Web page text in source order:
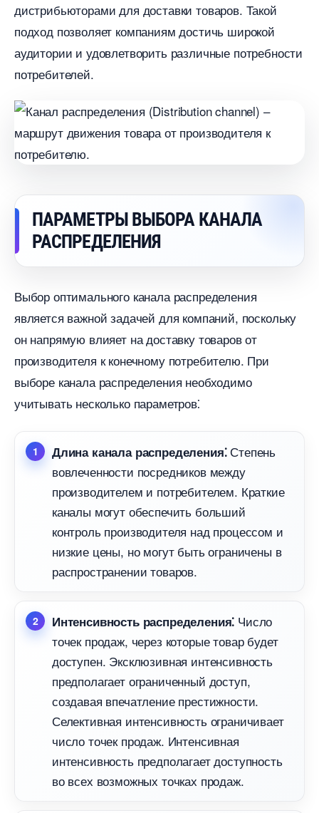
дистрибьюторами для доставки товаров. Такой
подход позволяет компаниям достичь широкой
аудитории и удовлетворить различные потребности
потребителей.​
ПАРАМЕТРЫ ВЫБОРА КАНАЛА
РАСПРЕДЕЛЕНИЯ
ыбор оптимального канала распределения
является важной задачей для компаний, поскольку
он напрямую влияет на доставку товаров от
производителя к конечному потребителю.​ При
ыборе канала распределения необходимо
учитывать несколько параметров⁚
Длина канала распределения⁚Степень
овлеченности посредников между
производителем и потребителем. Краткие
каналы могут обеспечить больший
контроль производителя над процессом и
низкие цены, но могут быть ограничены
распространении товаров.​
Интенсивность распределения⁚ Число
точек продаж, через которые товар будет
доступен.​ Эксклюзивная интенсивность
предполагает ограниченный доступ,
создавая впечатление престижности.​
Селективная интенсивность ограничивает
число точек продаж.​ Интенсивная
интенсивность предполагает доступность
о всех возможных точках продаж.​